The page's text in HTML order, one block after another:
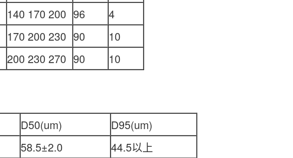
140 170 200 96
4
170 200 230 90
10
200 230 270 90 10
D50(um)
D95(um)
58.5±2.0 44.5以上